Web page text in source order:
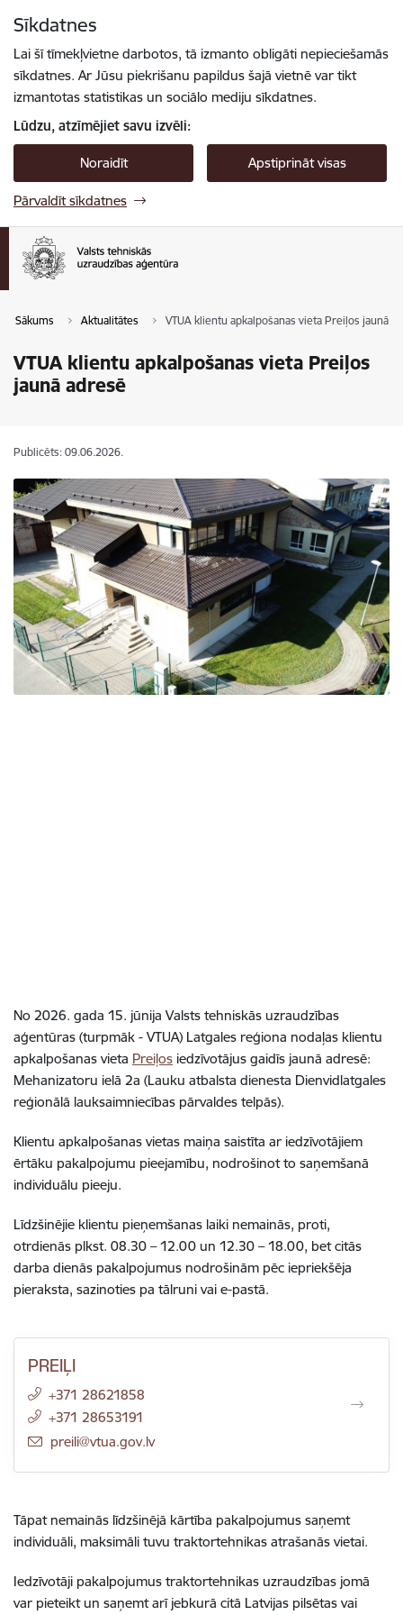
Sīkdatnes
Lai šī tīmekļvietne darbotos, tā izmanto obligāti nepieciešamās
sīkdatnes. Ar Jūsu piekrišanu papildus šajā vietnē var tikt
izmantotas statistikas un sociālo mediju sīkdatnes.
Lūdzu, atzīmējiet savu izvēli:
Noraidīt Apstiprināt visas
Pārvaldīt sīkdatnes
Sākums Aktualitātes VTUA klientu apkalpošanas vieta Preiļos jaunā
VTUA klientu apkalpošanas vieta Preiļos
jaunā adresē
Publicēts: 09.06.2026.
No 2026. gada 15. jūnija Valsts tehniskās uzraudzības
aģentūras (turpmāk - VTUA) Latgales reģiona nodaļas klientu
apkalpošanas vieta Preiļos iedzīvotājus gaidīs jaunā adresē:
Mehanizatoru ielā 2a (Lauku atbalsta dienesta Dienvidlatgales
reģionālā lauksaimniecības pārvaldes telpās).
Klientu apkalpošanas vietas maiņa saistīta ar iedzīvotājiem
ērtāku pakalpojumu pieejamību, nodrošinot to saņemšanā
individuālu pieeju.
Līdzšinējie klientu pieņemšanas laiki nemainās, proti,
otrdienās plkst. 08.30 – 12.00 un 12.30 – 18.00, bet citās
darba dienās pakalpojumus nodrošinām pēc iepriekšēja
pieraksta, sazinoties pa tālruni vai e-pastā.
PREIĻI
+371 28621858
+371 28653191
E-pasts:
preili@vtua.gov.lv
Tāpat nemainās līdzšinējā kārtība pakalpojumus saņemt
individuāli, maksimāli tuvu traktortehnikas atrašanās vietai.
Iedzīvotāji pakalpojumus traktortehnikas uzraudzības jomā
var pieteikt un saņemt arī jebkurā citā Latvijas pilsētas vai